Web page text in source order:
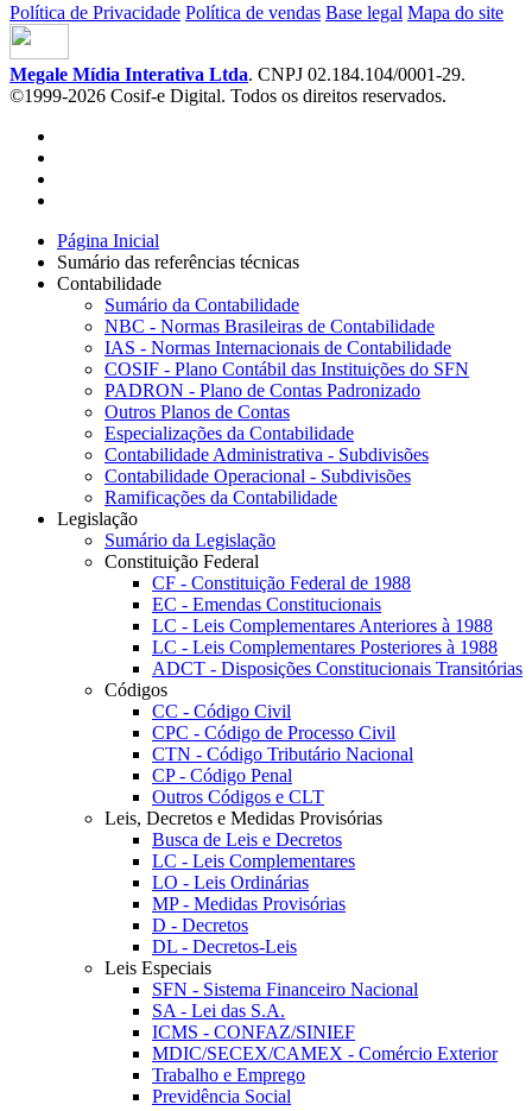
Política de Privacidade Política de vendas Base legal Mapa do site
Megale Mídia Interativa Ltda. CNPJ 02.184.104/0001-29.
©1999-2026 Cosif-e Digital. Todos os direitos reservados.
Página Inicial
Sumário das referências técnicas
Contabilidade
Sumário da Contabilidade
NBC - Normas Brasileiras de Contabilidade
IAS - Normas Internacionais de Contabilidade
COSIF - Plano Contábil das Instituições do SFN
PADRON - Plano de Contas Padronizado
Outros Planos de Contas
Especializações da Contabilidade
Contabilidade Administrativa - Subdivisões
Contabilidade Operacional - Subdivisões
Ramificações da Contabilidade
Legislação
Sumário da Legislação
Constituição Federal
CF - Constituição Federal de 1988
EC - Emendas Constitucionais
LC - Leis Complementares Anteriores à 1988
LC - Leis Complementares Posteriores à 1988
ADCT - Disposições Constitucionais Transitórias
Códigos
CC - Código Civil
CPC - Código de Processo Civil
CTN - Código Tributário Nacional
CP - Código Penal
Outros Códigos e CLT
Leis, Decretos e Medidas Provisórias
Busca de Leis e Decretos
LC - Leis Complementares
LO - Leis Ordinárias
MP - Medidas Provisórias
D - Decretos
DL - Decretos-Leis
Leis Especiais
SFN - Sistema Financeiro Nacional
SA - Lei das S.A.
ICMS - CONFAZ/SINIEF
MDIC/SECEX/CAMEX - Comércio Exterior
Trabalho e Emprego
Previdência Social